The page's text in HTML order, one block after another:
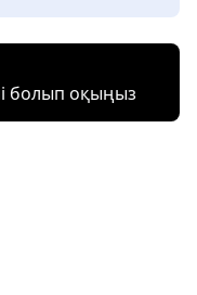
болып оқыңыз